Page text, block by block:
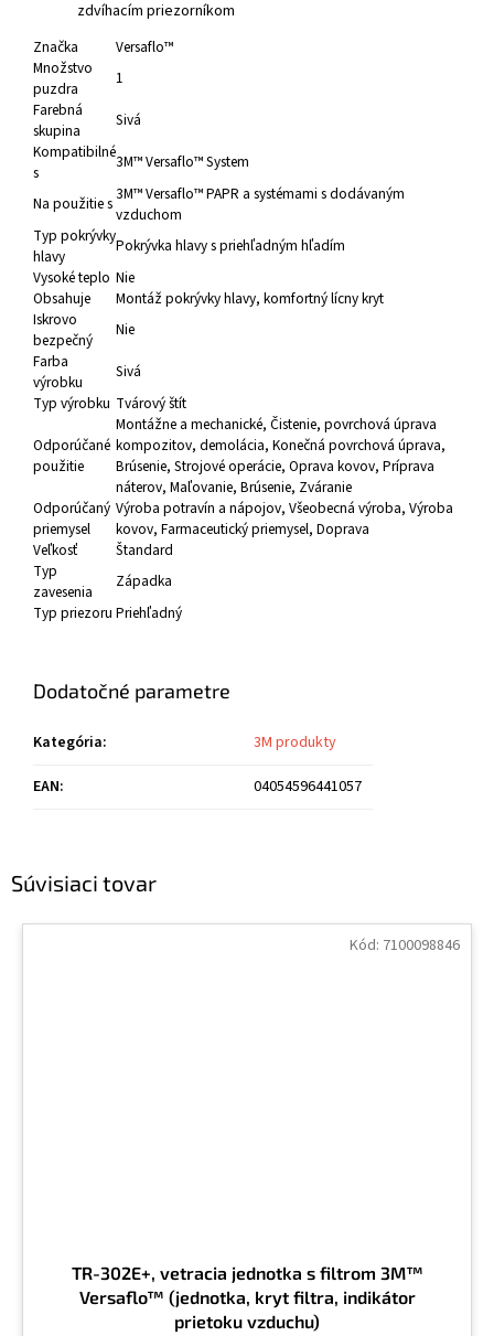
Súvisiaci tovar
TR-302E+, vetracia jednotka s filtrom 3M™
Versaflo™ (jednotka, kryt filtra, indikátor
prietoku vzduchu)
Kód: 7100098846
zdvíhacím priezorníkom
Značka
Versaflo™
Množstvo
puzdra
1
Farebná
skupina
Sivá
Kompatibilné
s
3M™ Versaflo™ System
Na použitie s3M™ Versaflo™ PAPR a systémami s dodávaným
vzduchom
Typ pokrývky
hlavy
Pokrývka hlavy s priehľadným hľadím
Vysoké teplo Nie
Obsahuje
Montáž pokrývky hlavy, komfortný lícny kryt
Iskrovo
bezpečný
Nie
Farba
výrobku
Sivá
Typ výrobku Tvárový štít
Odporúčané
použitie
Montážne a mechanické, Čistenie, povrchová úprava
kompozitov, demolácia, Konečná povrchová úprava,
Brúsenie, Strojové operácie, Oprava kovov, Príprava
náterov, Maľovanie, Brúsenie, Zváranie
Odporúčaný
priemysel
Výroba potravín a nápojov, Všeobecná výroba, Výroba
kovov, Farmaceutický priemysel, Doprava
Veľkosť
Štandard
Typ
zavesenia
Západka
Typ priezoru Priehľadný
Dodatočné parametre
Kategória:
3M produkty
EAN: 04054596441057